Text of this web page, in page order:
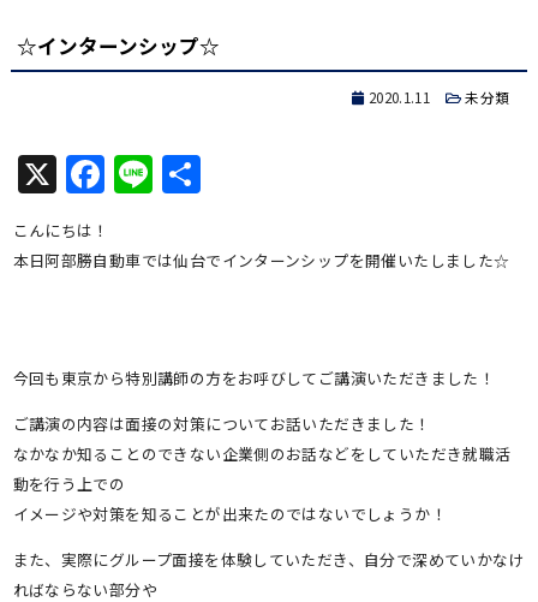
☆インターンシップ☆
2020.1.11 未分類
X Facebook
Line共
こんにちは！
本日阿部勝自動車では仙台でインターンシップを開催いたしました☆
今回も東京から特別講師の方をお呼びしてご講演いただきました！
ご講演の内容は面接の対策についてお話いただきました！
なかなか知ることのできない企業側のお話などをしていただき就職活
動を行う上での
イメージや対策を知ることが出来たのではないでしょうか！
また、実際にグループ面接を体験していただき、自分で深めていかなけ
ればならない部分や